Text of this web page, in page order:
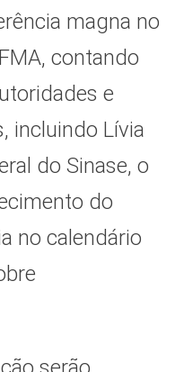
magna no
contando
e
incluindo Lívia
do Sinase, o
do
no calendário